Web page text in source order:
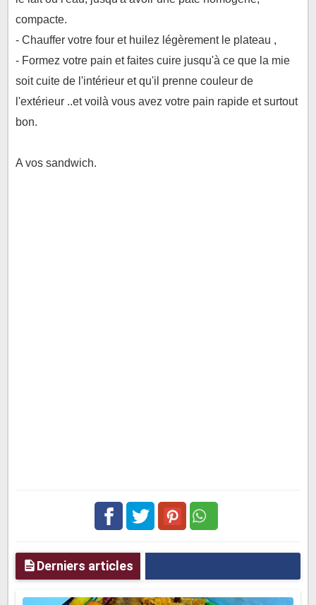
compacte.
- Chauffer votre four et huilez légèrement le plateau ,
- Formez votre pain et faites cuire jusqu'à ce que la mie
soit cuite de l'intérieur et qu'il prenne couleur de
l'extérieur ..et voilà vous avez votre pain rapide et surtout
bon.
A vos sandwich.
Derniers articles